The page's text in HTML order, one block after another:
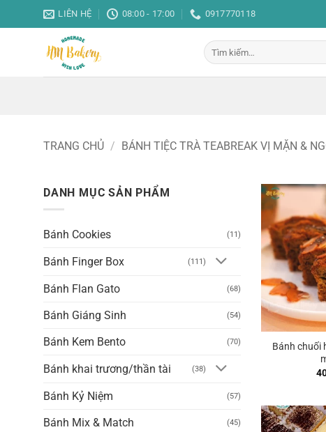
qua
LIÊN HỆ 08:00 - 17:00 0917770118
Tìm
kiếm:
TRANG CHỦ / BÁNH TIỆC TRÀ TEABREAK VỊ MẶN &
DANH MỤC SẢN PHẨM
Bánh Cookies (11)
Bánh Finger Box (111)
Bánh Flan Gato (68)
Bánh Giáng Sinh (54)
Bánh Kem Bento (70)
Bánh khai trương/thần tài (38)
Bánh Kỷ Niệm (57)
Bánh Mix & Match (45)
Bánh chuối